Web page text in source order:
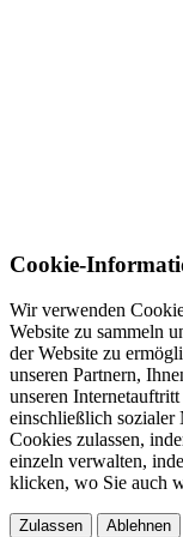
Cookie-
Wir verwenden
Website zu sammeln
der Website zu
unseren Partnern,
unseren
einschließlich sozialer
Cookies zulassen,
einzeln verwalten,
klicken, wo Sie auch
Zulassen
Ablehnen